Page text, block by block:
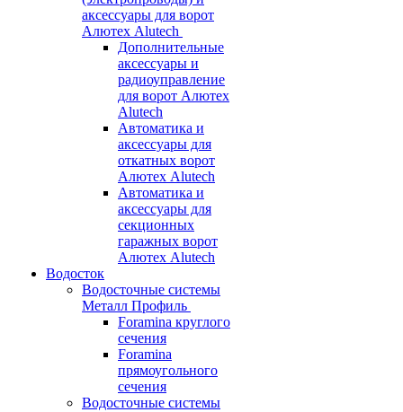
аксессуары для ворот
Алютех Alutech
Дополнительные
аксессуары и
радиоуправление
для ворот Алютех
Alutech
Автоматика и
аксессуары для
откатных ворот
Алютех Alutech
Автоматика и
аксессуары для
секционных
гаражных ворот
Алютех Alutech
Водосток
Водосточные системы
Металл Профиль
Foramina круглого
сечения
Foramina
прямоугольного
сечения
Водосточные системы